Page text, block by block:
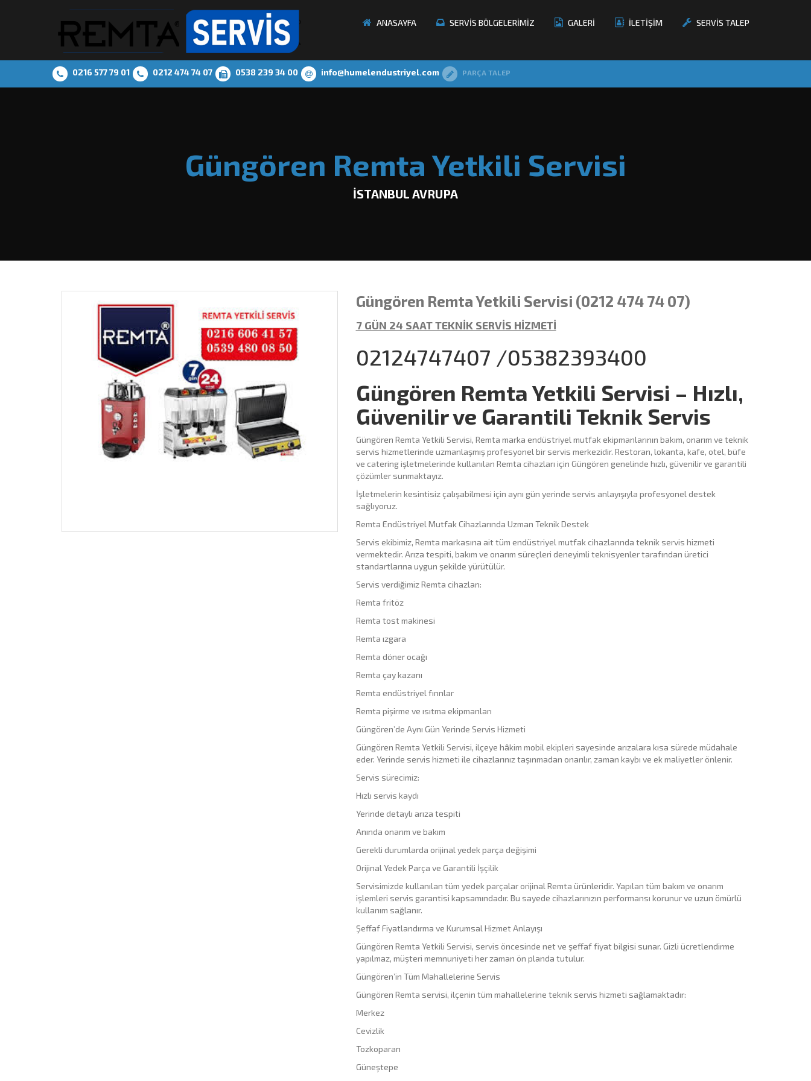
ANASAYFA SERVİS BÖLGELERİMİZ GALERİ İLETİŞİM SERVİS TALEP
0216 577 79 01 0212 474 74 07 0538 239 34 00 info@humelendustriyel.com PARÇA TALEP
Güngören Remta Yetkili Servisi
İSTANBUL AVRUPA
Güngören Remta Yetkili Servisi (0212 474 74 07)
7 GÜN 24 SAAT TEKNİK SERVİS HİZMETİ
02124747407 /05382393400
Güngören Remta Yetkili Servisi – Hızlı,
Güvenilir ve Garantili Teknik Servis
Güngören Remta Yetkili Servisi, Remta marka endüstriyel mutfak ekipmanlarının bakım, onarım ve teknik
servis hizmetlerinde uzmanlaşmış profesyonel bir servis merkezidir. Restoran, lokanta, kafe, otel, büfe
ve catering işletmelerinde kullanılan Remta cihazları için Güngören genelinde hızlı, güvenilir ve garantili
çözümler sunmaktayız.
İşletmelerin kesintisiz çalışabilmesi için aynı gün yerinde servis anlayışıyla profesyonel destek
sağlıyoruz.
Remta Endüstriyel Mutfak Cihazlarında Uzman Teknik Destek
Servis ekibimiz, Remta markasına ait tüm endüstriyel mutfak cihazlarında teknik servis hizmeti
vermektedir. Arıza tespiti, bakım ve onarım süreçleri deneyimli teknisyenler tarafından üretici
standartlarına uygun şekilde yürütülür.
Servis verdiğimiz Remta cihazları:
Remta fritöz
Remta tost makinesi
Remta ızgara
Remta döner ocağı
Remta çay kazanı
Remta endüstriyel fırınlar
Remta pişirme ve ısıtma ekipmanları
Güngören’de Aynı Gün Yerinde Servis Hizmeti
Güngören Remta Yetkili Servisi, ilçeye hâkim mobil ekipleri sayesinde arızalara kısa sürede müdahale
eder. Yerinde servis hizmeti ile cihazlarınız taşınmadan onarılır, zaman kaybı ve ek maliyetler önlenir.
Servis sürecimiz:
Hızlı servis kaydı
Yerinde detaylı arıza tespiti
Anında onarım ve bakım
Gerekli durumlarda orijinal yedek parça değişimi
Orijinal Yedek Parça ve Garantili İşçilik
Servisimizde kullanılan tüm yedek parçalar orijinal Remta ürünleridir. Yapılan tüm bakım ve onarım
işlemleri servis garantisi kapsamındadır. Bu sayede cihazlarınızın performansı korunur ve uzun ömürlü
kullanım sağlanır.
Şeffaf Fiyatlandırma ve Kurumsal Hizmet Anlayışı
Güngören Remta Yetkili Servisi, servis öncesinde net ve şeffaf fiyat bilgisi sunar. Gizli ücretlendirme
yapılmaz, müşteri memnuniyeti her zaman ön planda tutulur.
Güngören’in Tüm Mahallelerine Servis
Güngören Remta servisi, ilçenin tüm mahallelerine teknik servis hizmeti sağlamaktadır:
Merkez
Cevizlik
Tozkoparan
Güneştepe